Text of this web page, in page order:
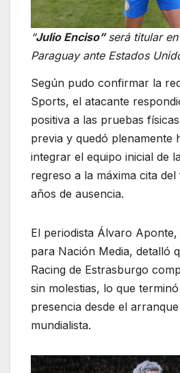
“Julio Enciso”será titular
Paraguay ante Estados
Según pudo confirmar la
Sports, el atacante
positiva a las pruebas
previa y quedó plenamente
integrar el equipo inicial de
regreso a la máxima cita
años de ausencia.
El periodista Álvaro
para Nación Media, detalló
Racing de Estrasburgo
sin molestias, lo que
presencia desde el
mundialista.